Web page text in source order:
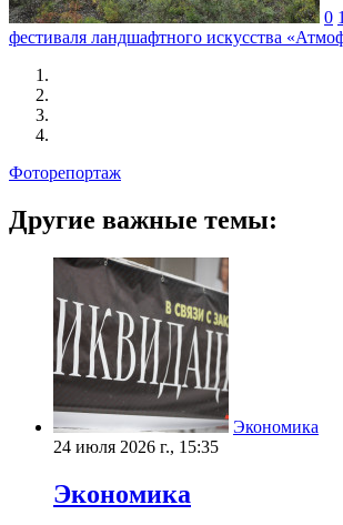
0
фестиваля ландшафтного искусства
Фоторепортаж
Другие важные темы:
Экономика
24 июля 2026 г., 15:35
Экономика